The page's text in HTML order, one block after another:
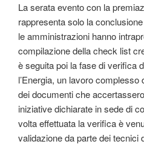
La serata evento con la
rappresenta solo la
le amministrazioni hanno
compilazione della check list
è seguita poi la fase di verifica
l’Energia, un lavoro complesso
dei documenti che
iniziative dichiarate in sede di
volta effettuata la verifica è
validazione da parte dei tecnici